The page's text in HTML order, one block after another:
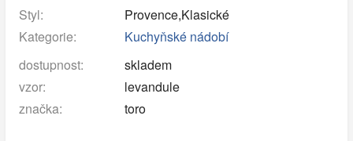
Styl:
Provence,Klasické
Kategorie:
Kuchyňské nádobí
dostupnost:
skladem
vzor:
levandule
značka:
toro